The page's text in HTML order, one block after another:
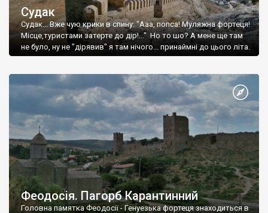
Судак
Судак... Вже чую крики в спину: "Ааа, попса! Муляжна фортеця!
Місце,туристами затерте до дір!..." Но то шо? А мене ще там
не було, ну не "дірявив" я там нічого... принаймні до цього літа.
Феодосія. Пагорб Карантинний
Головна памятка Феодосії - Генуезька фортеця знаходиться в